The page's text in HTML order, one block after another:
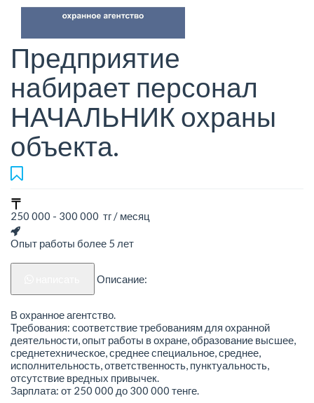
Предприятие
набирает персонал
НАЧАЛЬНИК охраны
объекта.
250 000 - 300 000 тг / месяц
Опыт работы более 5 лет
Описание:
В охранное агентство.
Требования: соответствие требованиям для охранной
деятельности, опыт работы в охране, образование высшее,
среднетехническое, среднее специальное, среднее,
исполнительность, ответственность, пунктуальность,
отсутствие вредных привычек.
Зарплата: от 250 000 до 300 000 тенге.